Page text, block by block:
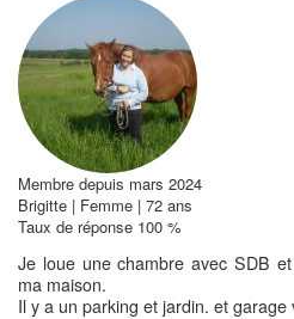
Membre depuis mars 2024
Brigitte | Femme | 72 ans
Taux de réponse 100 %
Je loue une chambre avec SDB
ma maison.
Il y a un parking et jardin. et garage